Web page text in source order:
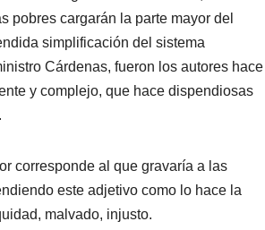
pobres cargarán la parte mayor del
simplificación del sistema
Cárdenas, fueron los autores hace
y complejo, que hace dispendiosas
corresponde al que gravaría a las
este adjetivo como lo hace la
malvado, injusto.